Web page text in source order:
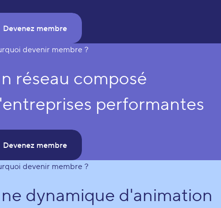
Devenez membre
devenir membre ?
réseau composé
performantes
Devenez membre
devenir membre ?
dynamique d'animation